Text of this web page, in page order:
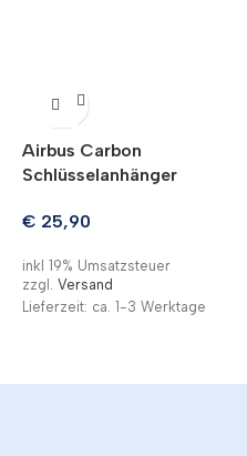
Airbus Carbon
Schlüsselanhänger
€ 25,90
inkl 19% Umsatzsteuer
zzgl. Versand
Lieferzeit: ca. 1-3 Werktage